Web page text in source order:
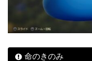
命のきのみ